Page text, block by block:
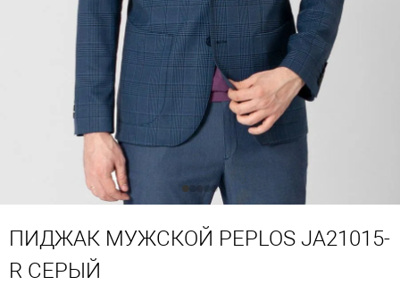
ПИДЖАК МУЖСКОЙ PEPLOS JA21015-
R СЕРЫЙ